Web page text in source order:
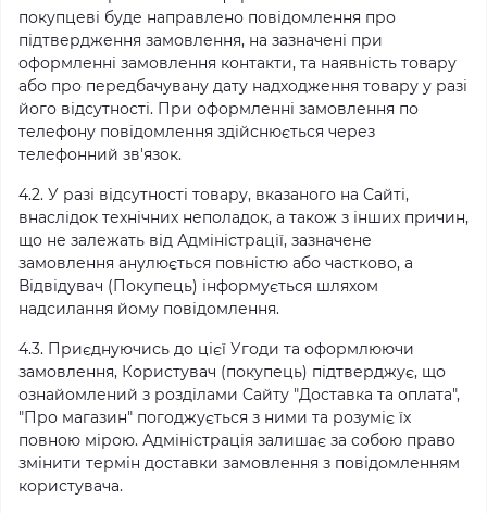
покупцеві буде направлено повідомлення про
підтвердження замовлення, на зазначені при
оформленні замовлення контакти, та наявність товару
або про передбачувану дату надходження товару у разі
його відсутності. При оформленні замовлення по
телефону повідомлення здійснюється через
телефонний зв'язок.
4.2. У разі відсутності товару, вказаного на Сайті,
внаслідок технічних неполадок, а також з інших причин,
що не залежать від Адміністрації, зазначене
замовлення анулюється повністю або частково, а
Відвідувач (Покупець) інформується шляхом
надсилання йому повідомлення.
4.3. Приєднуючись до цієї Угоди та оформлюючи
замовлення, Користувач (покупець) підтверджує, що
ознайомлений з розділами Сайту "Доставка та оплата",
"Про магазин" погоджується з ними та розуміє їх
повною мірою. Адміністрація залишає за собою право
змінити термін доставки замовлення з повідомленням
користувача.